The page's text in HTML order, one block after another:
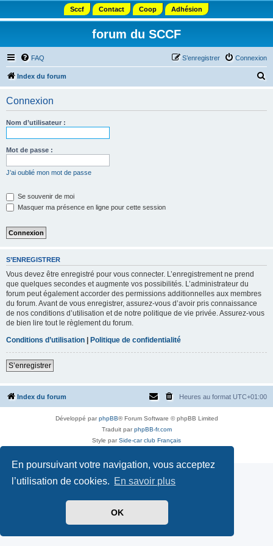
En poursuivant votre navigation, vous acceptez
l’utilisation de cookies. En savoir plus
OK
Sccf Contact Coop Adhésion
forum du SCCF
FAQ Connexion
S’enregistrer
Index du forum
Connexion
Nom d’utilisateur :
Mot de passe :
J’ai oublié mon mot de passe
Se souvenir de moi
Masquer ma présence en ligne pour cette session
S’ENREGISTRER
Vous devez être enregistré pour vous connecter. L’enregistrement ne prend
que quelques secondes et augmente vos possibilités. L’administrateur du
forum peut également accorder des permissions additionnelles aux membres
du forum. Avant de vous enregistrer, assurez-vous d’avoir pris connaissance
de nos conditions d’utilisation et de notre politique de vie privée. Assurez-vous
de bien lire tout le règlement du forum.
Conditions d’utilisation | Politique de confidentialité
S’enregistrer
Index du forum Heures au format UTC+01:00
Développé parphpBB® Forum Software © phpBB Limited
Traduit parphpBB-fr.com
Style parSide-car club Français